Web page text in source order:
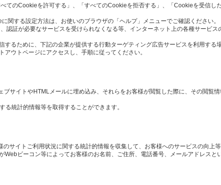
てのCookieを許可する」、「すべてのCookieを拒否する」、「Cookieを受信し
関する設定方法は、お使いのブラウザの「ヘルプ」メニューでご確認ください。
認証が必要なサービスを受けられなくなる等、インターネット上の各種サービス
るために、下記の企業が提供する行動ターゲティング広告サービスを利用する
ウトページにアクセスし、手順に従ってください。
サイトやHTMLメールに埋め込み、それらをお客様が閲覧した際に、その閲覧
統計的情報等を取得することができます。
サイトご利用状況に関する統計的情報を収集して、お客様へのサービスの向上
Webビーコン等によってお客様のお名前、ご住所、電話番号、メールアドレスと